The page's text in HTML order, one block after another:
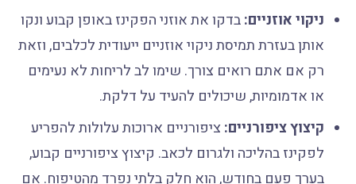
ניקוי אוזניים:בדקו את אוזני הפקינז באופן קבוע ונקו
אותן בעזרת תמיסת ניקוי אוזניים ייעודית לכלבים, וזאת
רק אם אתם רואים צורך. שימו לב לריחות לא נעימים
או אדמומיות, שיכולים להעיד על דלקת.
קיצוץ ציפורניים:ציפורניים ארוכות עלולות להפריע
לפקינז בהליכה ולגרום לכאב. קיצוץ ציפורניים קבוע,
בערך פעם בחודש, הוא חלק בלתי נפרד מהטיפוח. אם